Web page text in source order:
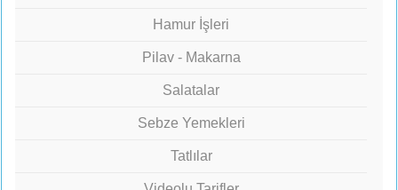
Hamur İşleri
Pilav - Makarna
Salatalar
Sebze Yemekleri
Tatlılar